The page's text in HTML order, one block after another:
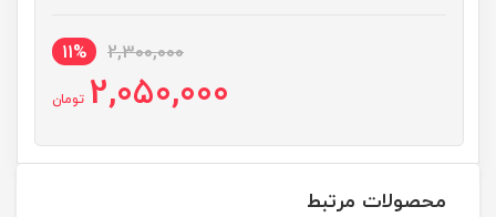
2,300,000
11%
2,050,000 تومان
محصولات مرتبط